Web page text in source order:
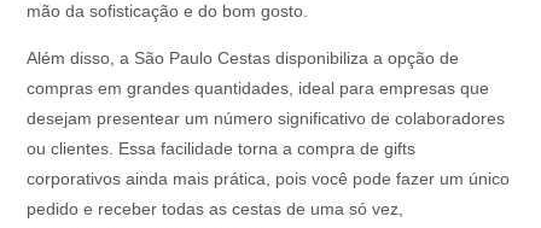
mão da sofisticação e do bom gosto.
Além disso, a São Paulo Cestas disponibiliza a opção de
compras em grandes quantidades, ideal para empresas que
desejam presentear um número significativo de colaboradores
ou clientes. Essa facilidade torna a compra de gifts
corporativos ainda mais prática, pois você pode fazer um único
pedido e receber todas as cestas de uma só vez,